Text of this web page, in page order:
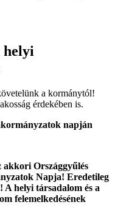
helyi
a kormánytól!
érdekében is.
napján
akkori Országgyűlés
Napja! Eredetileg
helyi társadalom és a
felemelkedésének